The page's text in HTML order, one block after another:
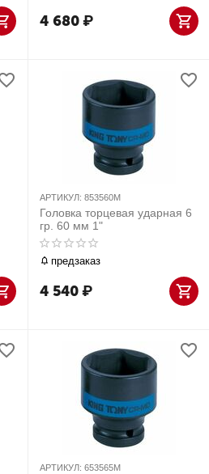
4 680₽
АРТИКУЛ: 853560M
Головка торцевая ударная 6
гр. 60 мм 1"
предзаказ
4 540₽
АРТИКУЛ: 653565M